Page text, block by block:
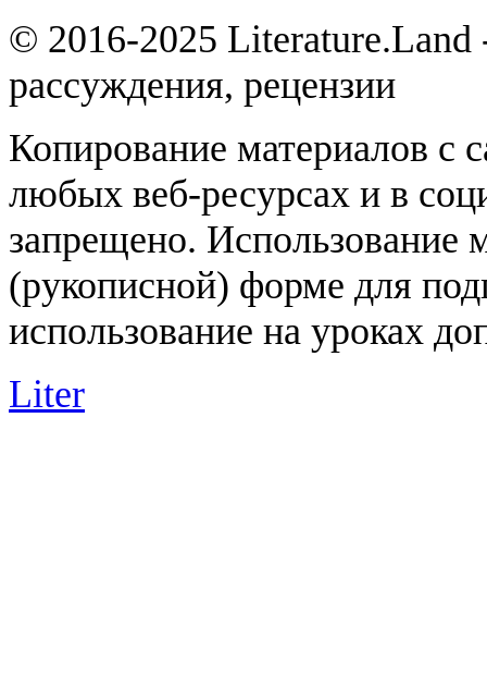
© 2016-2025 Literature.Land
рассуждения, рецензии
Копирование материалов с
любых веб-ресурсах и в
запрещено. Использование
(рукописной) форме для
использование на уроках
Liter